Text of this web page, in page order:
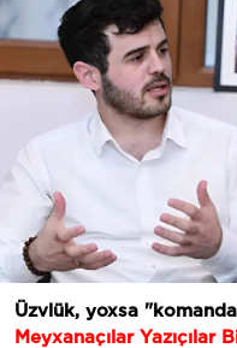
Üzvlük, yoxsa
Meyxanaçılar Yazıçılar